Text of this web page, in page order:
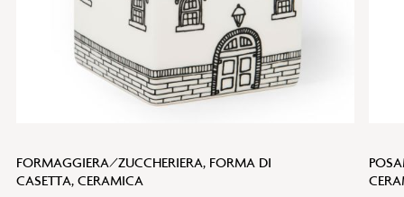
FORMAGGIERA/ZUCCHERIERA, FORMA DI
CASETTA, CERAMICA